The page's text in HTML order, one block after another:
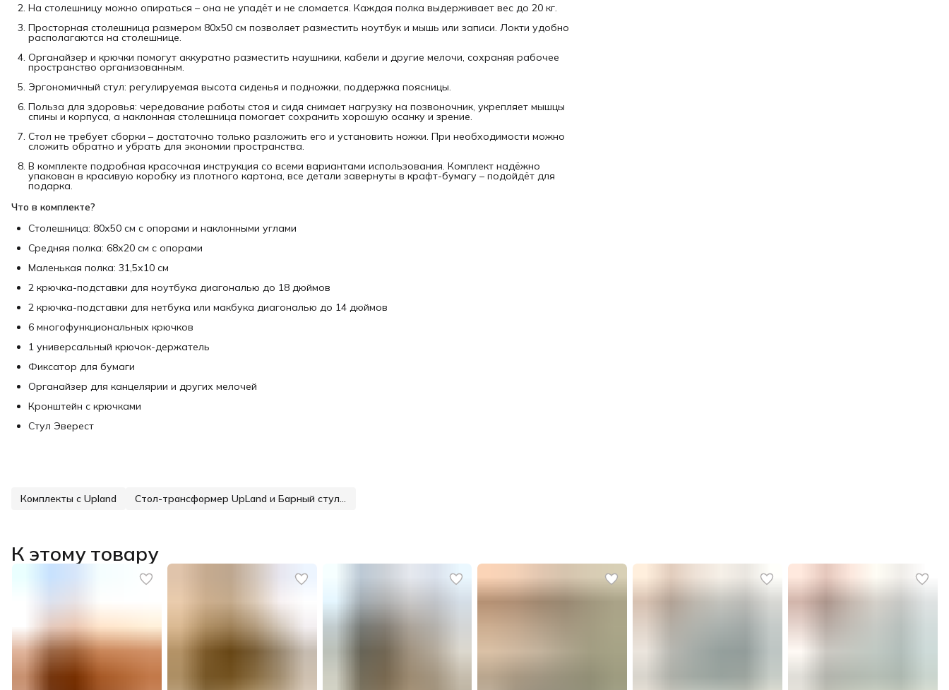
Столешница: 80х50 см с опорами и наклонными углами
Средняя полка: 68х20 см с опорами
2 крючка-подставки для нетбука или макбука диагональю до
6 многофункциональных крючков
1 универсальный крючок-держатель
Органайзер для канцелярии и других мелочей
На столешницу можно опираться – она не упадёт и не сломается. Каждая полка выдерживает вес до 20 кг.
Просторная столешница размером 80х50 см позволяет разместить ноутбук и мышь или записи. Локти удобно
располагаются на столешнице.
Органайзер и крючки помогут аккуратно разместить наушники, кабели и другие мелочи, сохраняя рабочее
пространство организованным.
Эргономичный стул: регулируемая высота сиденья и подножки, поддержка поясницы.
Польза для здоровья: чередование работы стоя и сидя снимает нагрузку на позвоночник, укрепляет мышцы
спины и корпуса, а наклонная столешница помогает сохранить хорошую осанку и зрение.
Стол не требует сборки – достаточно только разложить его и установить ножки. При необходимости можно
сложить обратно и убрать для экономии пространства.
В комплекте подробная красочная инструкция со всеми вариантами использования. Комплект надёжно
упакован в красивую коробку из плотного картона, все детали завернуты в крафт-бумагу – подойдёт для
подарка.
Что в комплекте?
Столешница: 80х50 см с опорами и наклонными углами
Средняя полка: 68х20 см с опорами
Маленькая полка: 31,5х10 см
2 крючка-подставки для ноутбука диагональю до 18 дюймов
2 крючка-подставки для нетбука или макбука диагональю до 14 дюймов
6 многофункциональных крючков
1 универсальный крючок-держатель
Фиксатор для бумаги
Органайзер для канцелярии и других мелочей
Кронштейн с крючками
Стул Эверест
Комплекты с Upland Стол-трансформер UpLand и Барный стул Эверест
К этому товару